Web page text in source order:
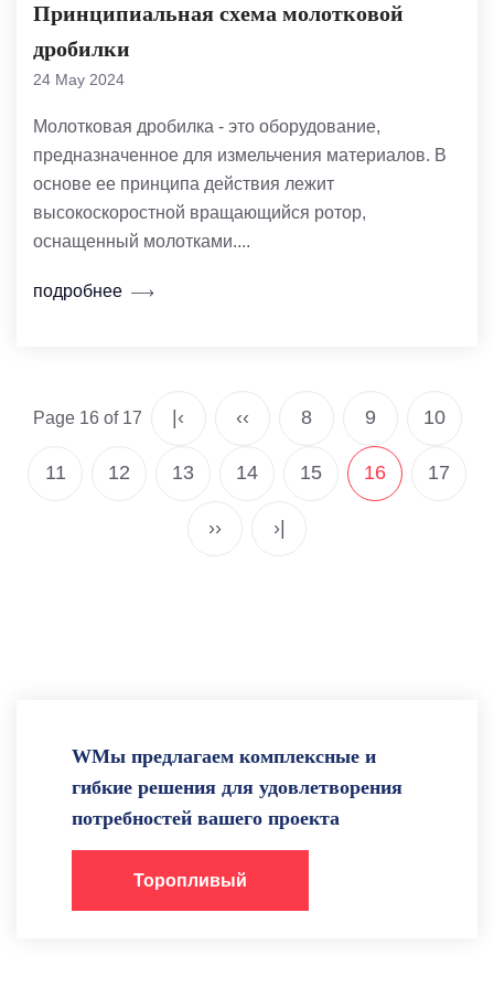
Принципиальная схема молотковой
дробилки
24 May 2024
Молотковая дробилка - это оборудование,
предназначенное для измельчения материалов. В
основе ее принципа действия лежит
высокоскоростной вращающийся ротор,
оснащенный молотками....
подробнее
Page 16 of 17 |‹ ‹‹ 8 9 10
11 12 13 14 15 16 17
›› ›|
WМы предлагаем комплексные и
гибкие решения для удовлетворения
потребностей вашего проекта
Торопливый